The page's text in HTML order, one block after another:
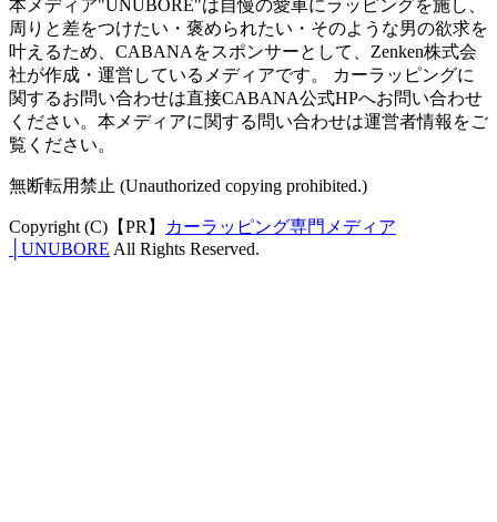
本メディア"UNUBORE"は自慢の愛車にラッピングを施し、
周りと差をつけたい・褒められたい・そのような男の欲求を
叶えるため、CABANAをスポンサーとして、Zenken株式会
社が作成・運営しているメディアです。 カーラッピングに
関するお問い合わせは直接CABANA公式HPへお問い合わせ
ください。本メディアに関する問い合わせは運営者情報をご
覧ください。
無断転用禁止 (Unauthorized copying prohibited.)
Copyright (C)【PR】
カーラッピング専門メディア
│UNUBORE All Rights Reserved.